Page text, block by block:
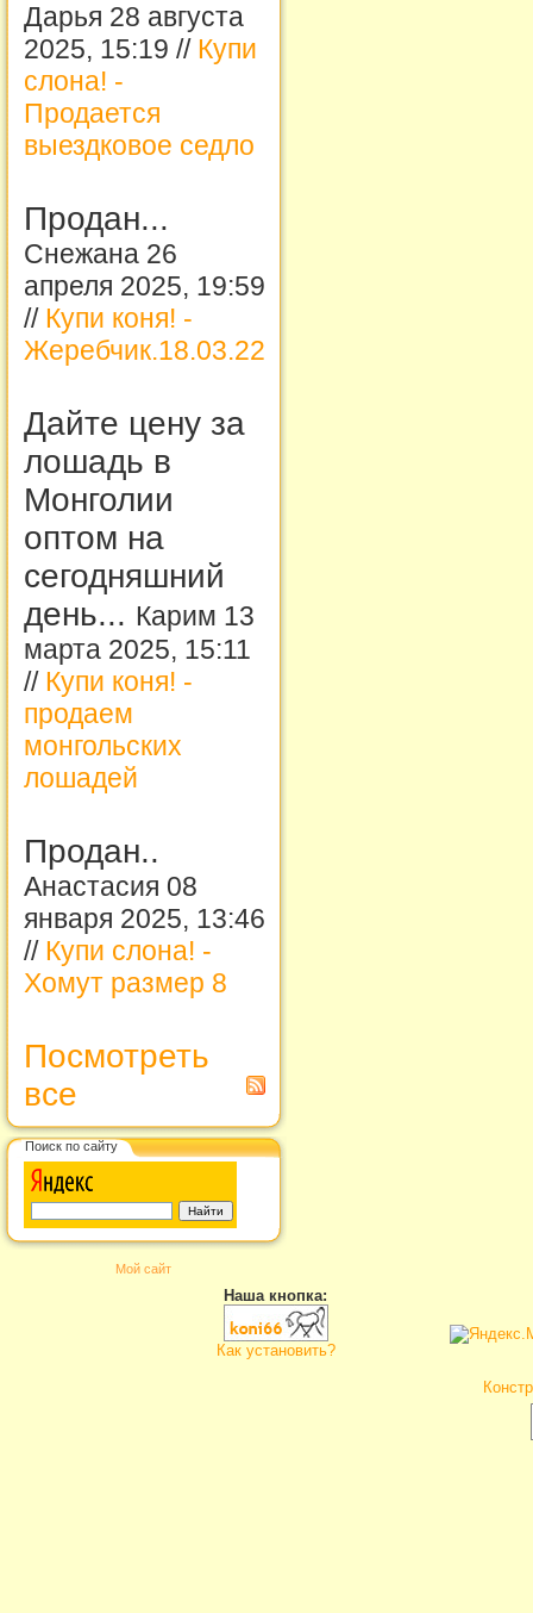
Дарья 28 августа
2025, 15:19 // Купи
слона! -
Продается
выездковое седло
Продан...
Снежана 26
апреля 2025, 19:59
// Купи коня! -
Жеребчик.18.03.22
Дайте цену за
лошадь в
Монголии
оптом на
сегодняшний
день... Карим 13
марта 2025, 15:11
// Купи коня! -
продаем
монгольских
лошадей
Продан..
Анастасия 08
января 2025, 13:46
// Купи слона! -
Хомут размер 8
Посмотреть
все
Поиск по сайту
Мой сайт
Наша кнопка:
Как установить?